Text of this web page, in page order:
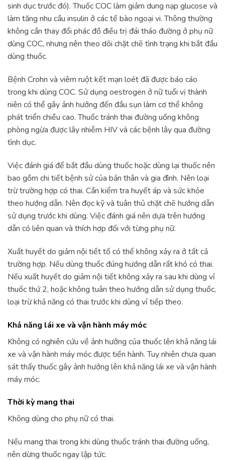
sinh dục trước đó). Thuốc COC làm giảm dung nạp glucose và
làm tăng nhu cầu insulin ở các tế bào ngoại vi. Thông thường
không cần thay đổi phác đồ điều trị đái tháo đường ở phụ nữ
dùng COC, nhưng nên theo dõi chặt chẽ tình trạng khi bắt đầu
dùng thuốc.
Bệnh Crohn và viêm ruột kết mạn loét đã được báo cáo
trong khi dùng COC. Sử dụng oestrogen ở nữ tuổi vị thành
niên có thể gây ảnh hưởng đến đầu sụn làm cơ thể không
phát triển chiều cao. Thuốc tránh thai đường uống không
phòng ngừa được lây nhiễm HIV và các bệnh lây qua đường
tình dục.
Việc đánh giá để bắt đầu dùng thuốc hoặc dùng lại thuốc nên
bao gồm chi tiết bệnh sử của bản thân và gia đình. Nên loại
trừ trường hợp có thai. Cần kiểm tra huyết áp và sức khỏe
theo hướng dẫn. Nên đọc kỹ và tuân thủ chặt chẽ hướng dẫn
sử dụng trước khi dùng. Việc đánh giá nên dựa trên hướng
dẫn có liên quan và thích hợp đối với từng phụ nữ.
Xuất huyết do giảm nội tiết tố có thể không xảy ra ở tất cả
trường hợp. Nếu dùng thuốc đúng hướng dẫn rất khó có thai.
Nếu xuất huyết do giảm nội tiết không xảy ra sau khi dùng vỉ
thuốc thứ 2, hoặc không tuân theo hướng dẫn sử dụng thuốc,
loại trừ khả năng có thai trước khi dùng vỉ tiếp theo.
Khả năng lái xe và vận hành máy móc
Không có nghiên cứu về ảnh hưởng của thuốc lên khả năng lái
xe và vận hành máy móc được tiến hành. Tuy nhiên chưa quan
sát thấy thuốc gây ảnh hưởng lên khả năng lái xe và vận hành
máy móc.
Thời kỳ mang thai
Không dùng cho phụ nữ có thai.
Nếu mang thai trong khi dùng thuốc tránh thai đường uống,
nên dừng thuốc ngay lập tức.